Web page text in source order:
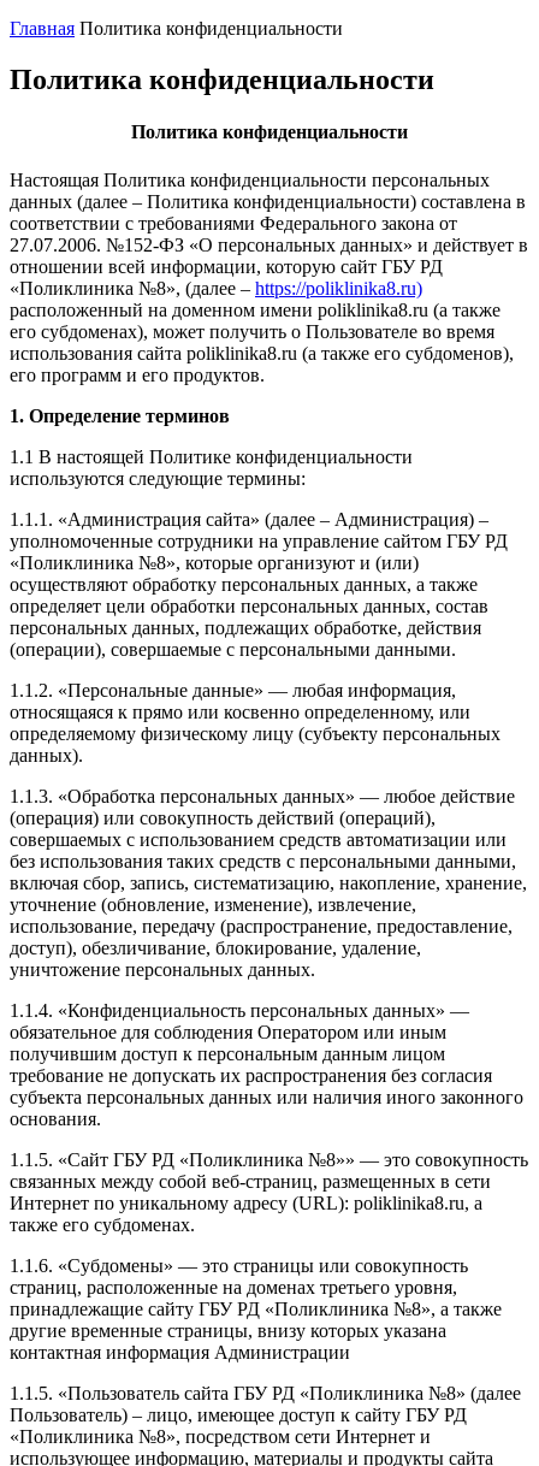
Главная Политика конфиденциальности
Политика конфиденциальности
Политика конфиденциальности
Настоящая Политика конфиденциальности персональных
данных (далее – Политика конфиденциальности) составлена в
соответствии с требованиями Федерального закона от
27.07.2006. №152-ФЗ «О персональных данных» и действует в
отношении всей информации, которую сайт ГБУ РД
«Поликлиника №8», (далее – https://poliklinika8.ru)
расположенный на доменном имени poliklinika8.ru (а также
его субдоменах), может получить о Пользователе во время
использования сайта poliklinika8.ru (а также его субдоменов),
его программ и его продуктов.
1. Определение терминов
1.1 В настоящей Политике конфиденциальности
используются следующие термины:
1.1.1. «Администрация сайта» (далее – Администрация) –
уполномоченные сотрудники на управление сайтом ГБУ РД
«Поликлиника №8», которые организуют и (или)
осуществляют обработку персональных данных, а также
определяет цели обработки персональных данных, состав
персональных данных, подлежащих обработке, действия
(операции), совершаемые с персональными данными.
1.1.2. «Персональные данные» — любая информация,
относящаяся к прямо или косвенно определенному, или
определяемому физическому лицу (субъекту персональных
данных).
1.1.3. «Обработка персональных данных» — любое действие
(операция) или совокупность действий (операций),
совершаемых с использованием средств автоматизации или
без использования таких средств с персональными данными,
включая сбор, запись, систематизацию, накопление, хранение,
уточнение (обновление, изменение), извлечение,
использование, передачу (распространение, предоставление,
доступ), обезличивание, блокирование, удаление,
уничтожение персональных данных.
1.1.4. «Конфиденциальность персональных данных» —
обязательное для соблюдения Оператором или иным
получившим доступ к персональным данным лицом
требование не допускать их распространения без согласия
субъекта персональных данных или наличия иного законного
основания.
1.1.5. «Сайт ГБУ РД «Поликлиника №8»» — это совокупность
связанных между собой веб-страниц, размещенных в сети
Интернет по уникальному адресу (URL): poliklinika8.ru, а
также его субдоменах.
1.1.6. «Субдомены» — это страницы или совокупность
страниц, расположенные на доменах третьего уровня,
принадлежащие сайту ГБУ РД «Поликлиника №8», а также
другие временные страницы, внизу которых указана
контактная информация Администрации
1.1.5. «Пользователь сайта ГБУ РД «Поликлиника №8» (далее
Пользователь) – лицо, имеющее доступ к сайту ГБУ РД
«Поликлиника №8», посредством сети Интернет и
использующее информацию, материалы и продукты сайта